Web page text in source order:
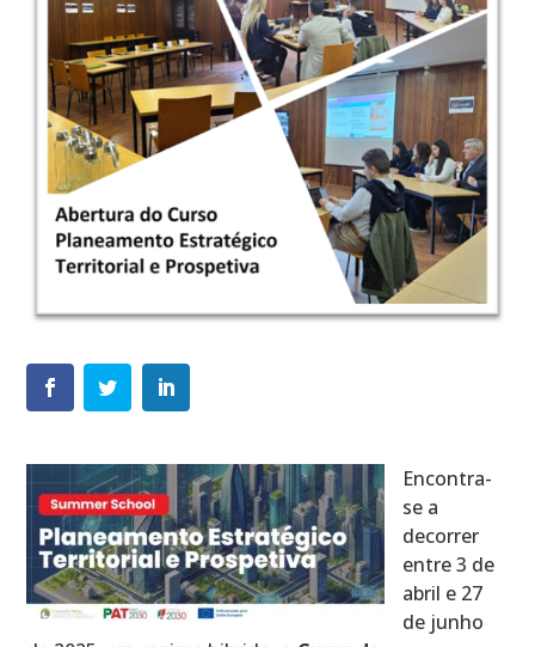
Encontra-
se a
decorrer
entre 3 de
abril e 27
de junho